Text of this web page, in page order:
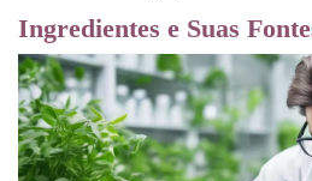
Ingredientes e Suas